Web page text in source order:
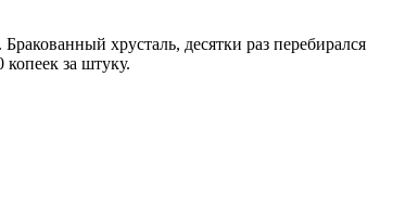
хрусталь, десятки раз перебирался
за штуку.